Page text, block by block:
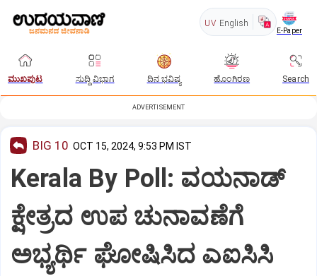
UV English
E-Paper
ಮುಖಪುಟ ಸುದ್ದಿ ವಿಭಾಗ ದಿನ ಭವಿಷ್ಯ ಹೊಂಗಿರಣ Search
ADVERTISEMENT
BIG 10 OCT 15, 2024, 9:53 PM IST
Kerala By Poll: ವಯನಾಡ್‌
ಕ್ಷೇತ್ರದ ಉಪ ಚುನಾವಣೆಗೆ
ಅಭ್ಯರ್ಥಿ ಘೋಷಿಸಿದ ಎಐಸಿಸಿ